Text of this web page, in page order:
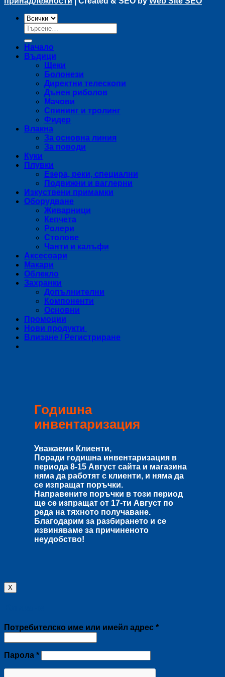
Търсене
за:
Начало
Въдици
Щеки
Болонези
Директни телескопи
Дънен риболов
Мачови
Спининг и тролинг
Фидер
Влакна
За основна линия
За поводи
Куки
Плувки
Езера, реки, специални
Подвижни и ваглерни
Изкуствени примамки
Оборудване
Живарници
Кепчета
Ролери
Столове
Чанти и калъфи
Аксесоари
Макари
Облекло
Захранки
Допълнителни
Компоненти
Основни
Промоции
Нови продукти
Влизане / Регистриране
Годишна
инвентаризация
Уважаеми Клиенти,
Поради годишна инвентаризация в
периода 8-15 Август сайта и магазина
няма да работят с клиенти, и няма да
се изпращат поръчки.
Направените поръчки в този период
ще се изпращат от 17-ти Август по
реда на тяхното получаване.
Благодарим за разбирането и се
извиняваме за причиненото
неудобство!
X
Потребителско име или имейл адрес *Задължително
Парола *Задължително